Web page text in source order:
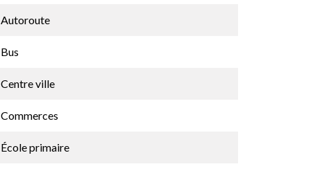
Autoroute
Bus
Centre ville
Commerces
École primaire